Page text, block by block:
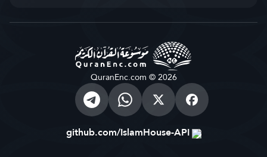
QuranEnc.com © 2026
github.com/IslamHouse-API